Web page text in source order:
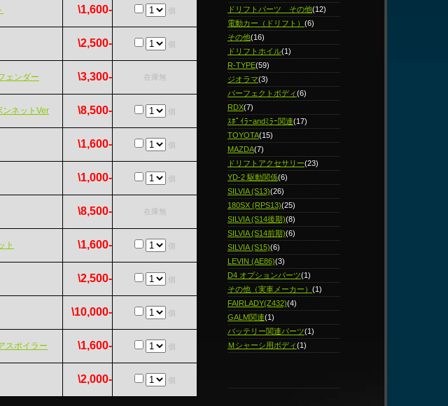
\1,600- 個
\2,500- 個
ェンダー \3,300- 在庫無
ネットVer \8,500- 個
\1,600- 個
\1,000- 個
\8,500- 在庫無
ト \1,600- 個
\2,500- 個
\10,000- 個
スポイラー \1,600- 個
\2,000- 個
ドリフトパーツ その他(12)
電動カー（ドリフト） (6)
その他(16)
ドリフトホイル(1)
R-TYPE(59)
ジオラマ(3)
パーフェクトボディ(6)
RDX(7)
ｽﾎﾟｲﾗｰandﾐﾗｰ関連(17)
TOYOTA(15)
MAZDA(7)
ドリフトアクセサリー(23)
YD-2 駆動関係(6)
SILVIA (S13)(26)
180SX (RPS13)(25)
SILVIA (S14後期)(8)
SILVIA (S14前期)(6)
SILVIA (S15)(6)
LEVIN (AE86)(3)
D4 オプションパーツ(1)
その他（実車メーカー） (1)
FAIRLADY(Z432)(4)
GALM関連(1)
バッテリー関連パーツ(1)
Ｍシャーシ用ボディ(1)